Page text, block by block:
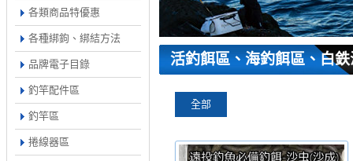
各類商品特優惠
各種綁鉤、綁結方法
品牌電子目錄
釣竿配件區
釣竿區
捲線器區
活釣餌區、海釣餌區、白
全部